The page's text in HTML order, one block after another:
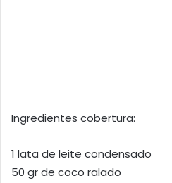
Ingredientes cobertura:
1 lata de leite condensado
50 gr de coco ralado